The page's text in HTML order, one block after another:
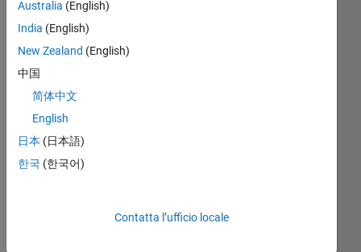
Pos
tim
alm
ost
Australia (English)
India (English)
New Zealand (English)
中国
简体中文
English
日本 (日本語)
한국 (한국어)
Contatta l’ufficio locale